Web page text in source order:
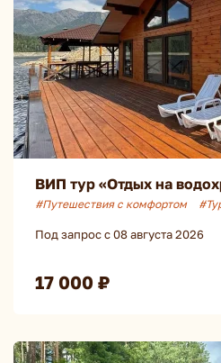
ВИП тур «Отдых на
#Путешествия с комфортом
Под запрос с 08 августа 2026
17 000 ₽